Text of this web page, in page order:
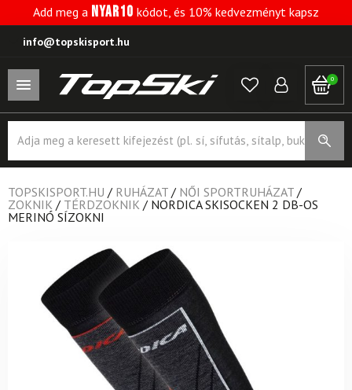
Add meg a NYAR10 kódot, és 10% kedvezményt kapsz
info@topskisport.hu
0
search
TOPSKISPORT.HU / RUHÁZAT / NŐI SPORTRUHÁZAT /
ZOKNIK / TÉRDZOKNIK / NORDICA SKISOCKEN 2 DB-OS
MERINÓ SÍZOKNI